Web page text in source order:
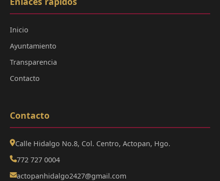
Inicio
Ayuntamiento
Transparencia
Contacto
Contacto
Calle Hidalgo No.8, Col. Centro, Actopan, Hgo.
772 727 0004
actopanhidalgo2427@gmail.com